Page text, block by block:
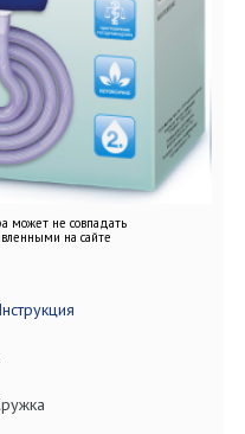
может не совпадать
на сайте